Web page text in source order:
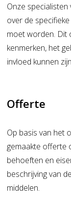
Onze
over de
moet worden. Dit
kenmerken, het
invloed kunnen
Offerte
Op basis van het
gemaakte offerte
behoeften en
beschrijving van de
middelen.